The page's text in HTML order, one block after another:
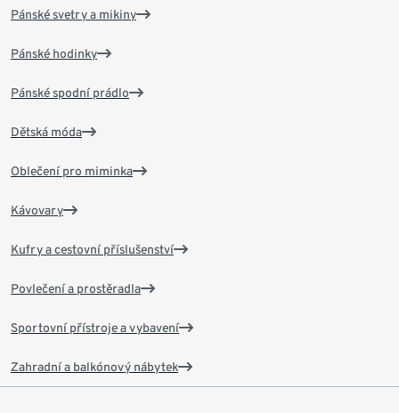
Pánské svetry a mikiny
Pánské hodinky
Pánské spodní prádlo
Dětská móda
Oblečení pro miminka
Kávovary
Kufry a cestovní příslušenství
Povlečení a prostěradla
Sportovní přístroje a vybavení
Zahradní a balkónový nábytek